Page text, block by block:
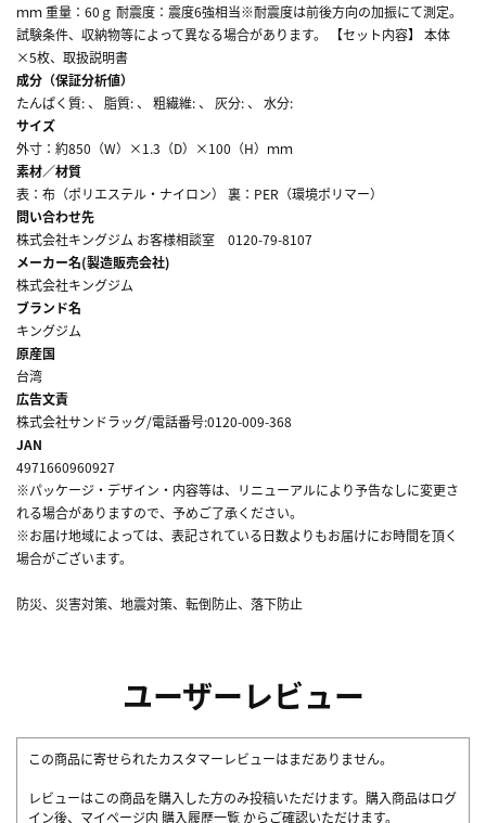
ｍｍ 重量：60ｇ 耐震度：震度6強相当※耐震度は前後方向の加振にて測定。
試験条件、収納物等によって異なる場合があります。 【セット内容】 本体
×5枚、取扱説明書
成分（保証分析値）
たんぱく質: 、 脂質: 、 粗繊維: 、 灰分: 、 水分:
サイズ
外寸：約850（W）×1.3（D）×100（H）ｍｍ
素材／材質
表：布（ポリエステル・ナイロン） 裏：PER（環境ポリマー）
問い合わせ先
株式会社キングジム お客様相談室 0120-79-8107
メーカー名(製造販売会社)
株式会社キングジム
ブランド名
キングジム
原産国
台湾
広告文責
株式会社サンドラッグ/電話番号:0120-009-368
JAN
4971660960927
※パッケージ・デザイン・内容等は、リニューアルにより予告なしに変更さ
れる場合がありますので、予めご了承ください。
※お届け地域によっては、表記されている日数よりもお届けにお時間を頂く
場合がございます。
防災、災害対策、地震対策、転倒防止、落下防止
ユーザーレビュー
この商品に寄せられたカスタマーレビューはまだありません。
レビューはこの商品を購入した方のみ投稿いただけます。購入商品はログ
イン後、マイページ内 購入履歴一覧 からご確認いただけます。